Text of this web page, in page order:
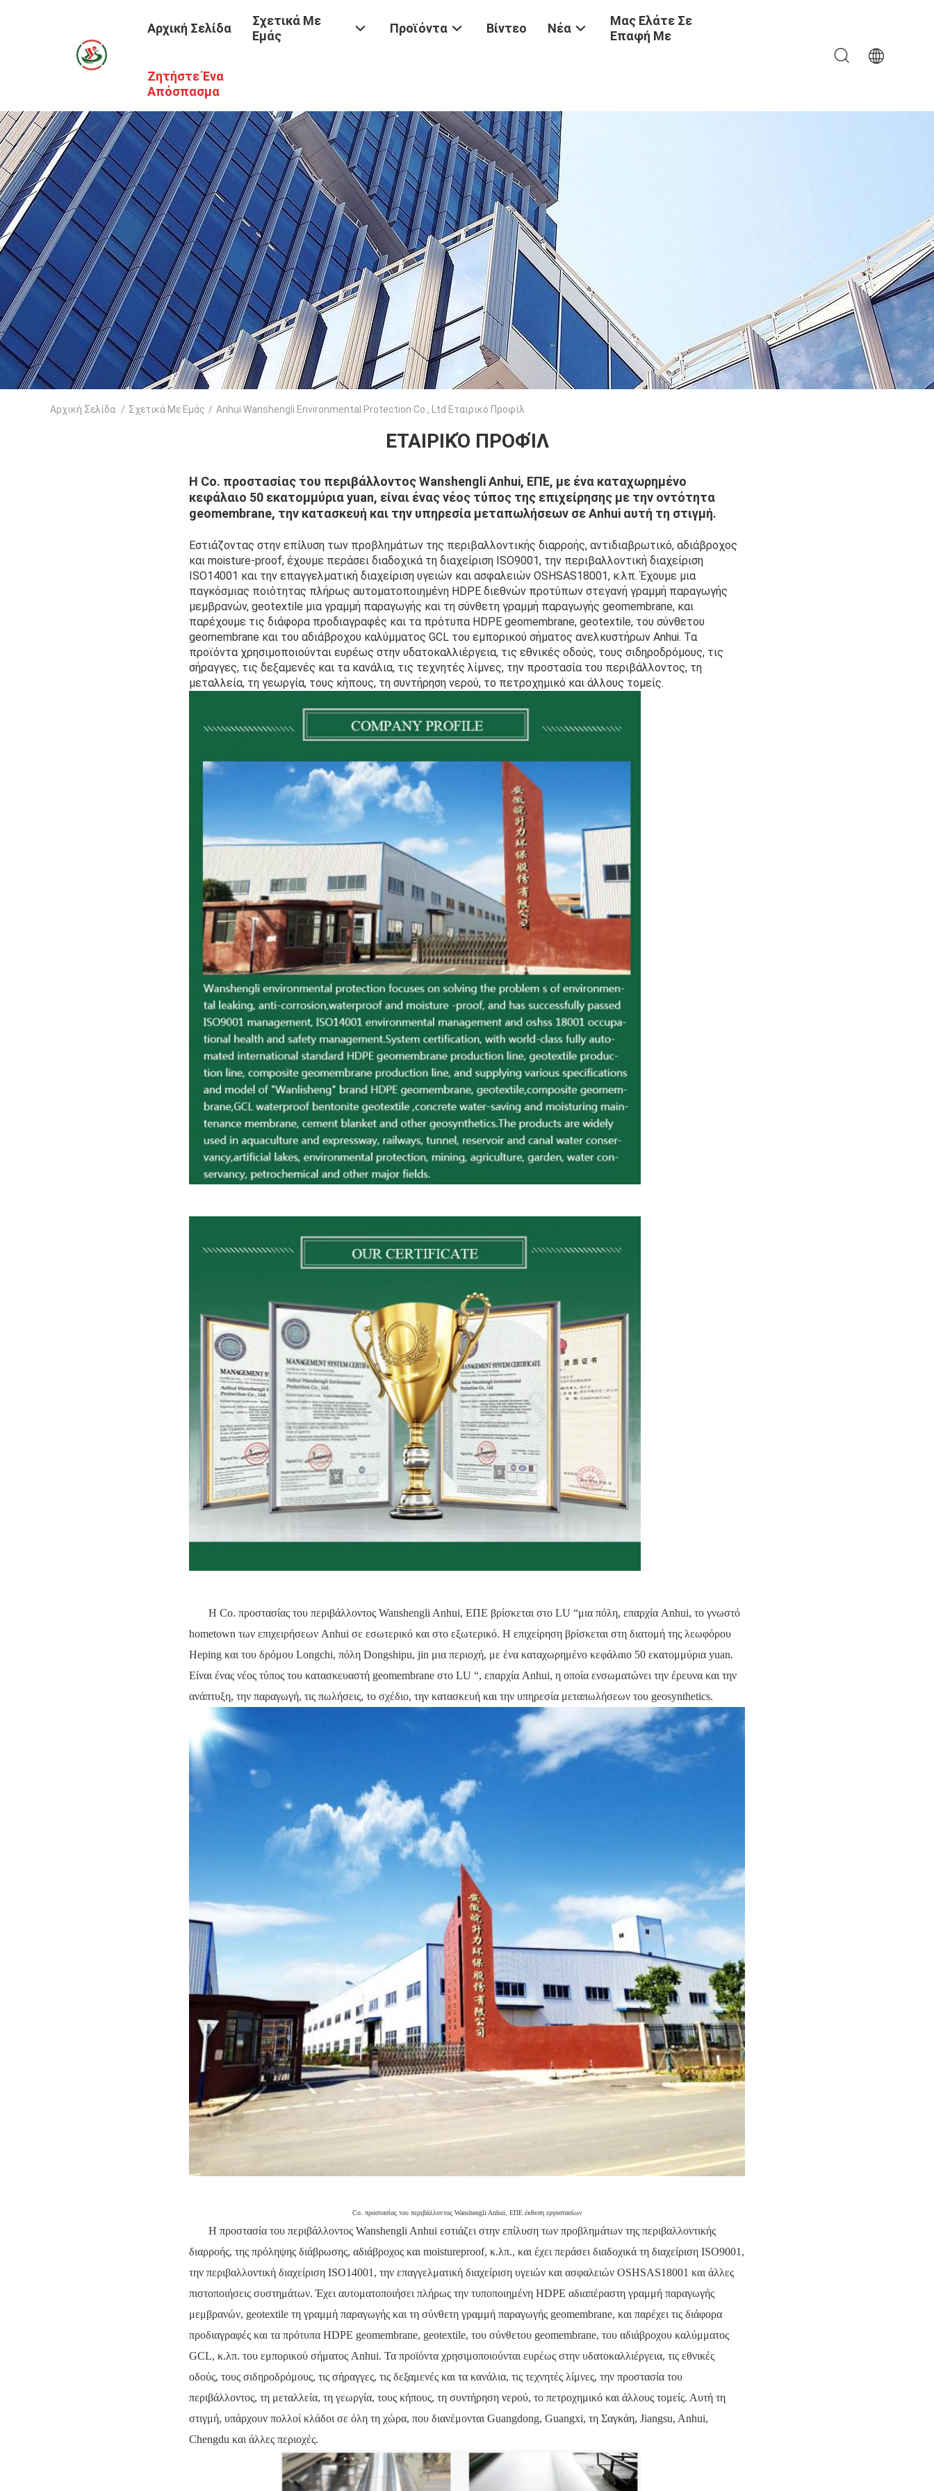
Αφήστε ένα μήνυμα We bellen je snel terug!
ΥΠΟΒΟΛΉ
Αρχική Σελίδα
Σχετικά Με
Εμάς
Προϊόντα Βίντεο Νέα
Μας Ελάτε Σε
Επαφή Με
Ζητήστε Ένα
Απόσπασμα
Αρχική Σελίδα / Σχετικά Με Εμάς / Anhui Wanshengli Environmental Protection Co., Ltd Εταιρικό Προφίλ
ΕΤΑΙΡΙΚΌ ΠΡΟΦΊΛ
Η Co. προστασίας του περιβάλλοντος Wanshengli Anhui, ΕΠΕ, με ένα καταχωρημένο
κεφάλαιο 50 εκατομμύρια yuan, είναι ένας νέος τύπος της επιχείρησης με την οντότητα
geomembrane, την κατασκευή και την υπηρεσία μεταπωλήσεων σε Anhui αυτή τη στιγμή.
Εστιάζοντας στην επίλυση των προβλημάτων της περιβαλλοντικής διαρροής, αντιδιαβρωτικό, αδιάβροχος
και moisture-proof, έχουμε περάσει διαδοχικά τη διαχείριση ISO9001, την περιβαλλοντική διαχείριση
ISO14001 και την επαγγελματική διαχείριση υγειών και ασφαλειών OSHSAS18001, κ.λπ. Έχουμε μια
παγκόσμιας ποιότητας πλήρως αυτοματοποιημένη HDPE διεθνών προτύπων στεγανή γραμμή παραγωγής
μεμβρανών, geotextile μια γραμμή παραγωγής και τη σύνθετη γραμμή παραγωγής geomembrane, και
παρέχουμε τις διάφορα προδιαγραφές και τα πρότυπα HDPE geomembrane, geotextile, του σύνθετου
geomembrane και του αδιάβροχου καλύμματος GCL του εμπορικού σήματος ανελκυστήρων Anhui. Τα
προϊόντα χρησιμοποιούνται ευρέως στην υδατοκαλλιέργεια, τις εθνικές οδούς, τους σιδηροδρόμους, τις
σήραγγες, τις δεξαμενές και τα κανάλια, τις τεχνητές λίμνες, την προστασία του περιβάλλοντος, τη
μεταλλεία, τη γεωργία, τους κήπους, τη συντήρηση νερού, το πετροχημικό και άλλους τομείς.
Η Co. προστασίας του περιβάλλοντος Wanshengli Anhui, ΕΠΕ βρίσκεται στο LU “μια πόλη, επαρχία Anhui, το γνωστό
hometown των επιχειρήσεων Anhui σε εσωτερικό και στο εξωτερικό. Η επιχείρηση βρίσκεται στη διατομή της λεωφόρου
Heping και του δρόμου Longchi, πόλη Dongshipu, jin μια περιοχή, με ένα καταχωρημένο κεφάλαιο 50 εκατομμύρια yuan.
Είναι ένας νέος τύπος του κατασκευαστή geomembrane στο LU “, επαρχία Anhui, η οποία ενσωματώνει την έρευνα και την
ανάπτυξη, την παραγωγή, τις πωλήσεις, το σχέδιο, την κατασκευή και την υπηρεσία μεταπωλήσεων του geosynthetics.
Co. προστασίας του περιβάλλοντος Wanshengli Anhui, ΕΠΕ έκθεση εργοστασίων
Η προστασία του περιβάλλοντος Wanshengli Anhui εστιάζει στην επίλυση των προβλημάτων της περιβαλλοντικής
διαρροής, της πρόληψης διάβρωσης, αδιάβροχος και moistureproof, κ.λπ., και έχει περάσει διαδοχικά τη διαχείριση ISO9001,
την περιβαλλοντική διαχείριση ISO14001, την επαγγελματική διαχείριση υγειών και ασφαλειών OSHSAS18001 και άλλες
πιστοποιήσεις συστημάτων. Έχει αυτοματοποιήσει πλήρως την τυποποιημένη HDPE αδιαπέραστη γραμμή παραγωγής
μεμβρανών, geotextile τη γραμμή παραγωγής και τη σύνθετη γραμμή παραγωγής geomembrane, και παρέχει τις διάφορα
προδιαγραφές και τα πρότυπα HDPE geomembrane, geotextile, του σύνθετου geomembrane, του αδιάβροχου καλύμματος
GCL, κ.λπ. του εμπορικού σήματος Anhui. Τα προϊόντα χρησιμοποιούνται ευρέως στην υδατοκαλλιέργεια, τις εθνικές
οδούς, τους σιδηροδρόμους, τις σήραγγες, τις δεξαμενές και τα κανάλια, τις τεχνητές λίμνες, την προστασία του
περιβάλλοντος, τη μεταλλεία, τη γεωργία, τους κήπους, τη συντήρηση νερού, το πετροχημικό και άλλους τομείς. Αυτή τη
στιγμή, υπάρχουν πολλοί κλάδοι σε όλη τη χώρα, που διανέμονται Guangdong, Guangxi, τη Σαγκάη, Jiangsu, Anhui,
Chengdu και άλλες περιοχές.